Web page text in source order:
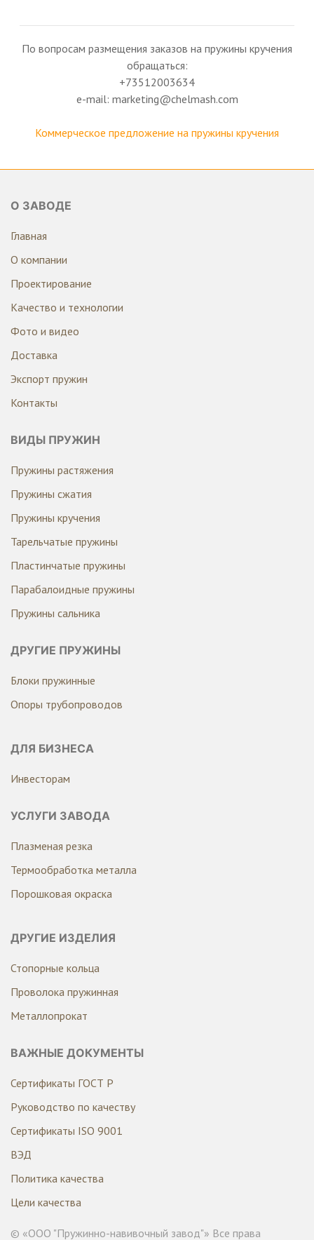
По вопросам размещения заказов на пружины кручения
обращаться:
+73512003634
e-mail: marketing@chelmash.com
Коммерческое предложение на пружины кручения
О ЗАВОДЕ
Главная
О компании
Проектирование
Качество и технологии
Фото и видео
Доставка
Экспорт пружин
Контакты
ВИДЫ ПРУЖИН
Пружины растяжения
Пружины сжатия
Пружины кручения
Тарельчатые пружины
Пластинчатые пружины
Парабалоидные пружины
Пружины сальника
ДРУГИЕ ПРУЖИНЫ
Блоки пружинные
Опоры трубопроводов
ДЛЯ БИЗНЕСА
Инвесторам
УСЛУГИ ЗАВОДА
Плазменая резка
Термообработка металла
Порошковая окраска
ДРУГИЕ ИЗДЕЛИЯ
Стопорные кольца
Проволока пружинная
Металлопрокат
ВАЖНЫЕ ДОКУМЕНТЫ
Сертификаты ГОСТ Р
Руководство по качеству
Сертификаты ISO 9001
ВЭД
Политика качества
Цели качества
© «ООО "Пружинно-навивочный завод"» Все права